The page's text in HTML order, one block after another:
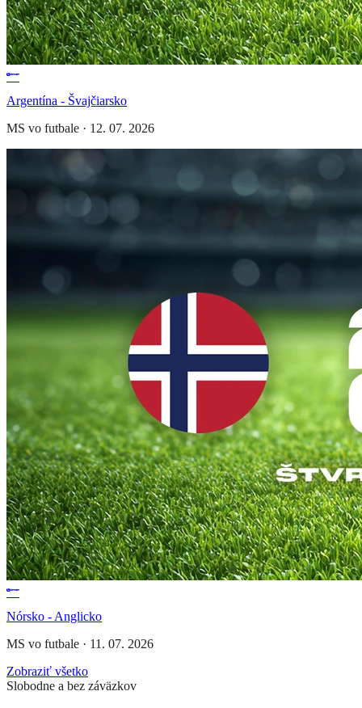
Argentína - Švajčiarsko
MS vo futbale · 12. 07. 2026
Nórsko - Anglicko
MS vo futbale · 11. 07. 2026
Zobraziť všetko
Slobodne a bez záväzkov